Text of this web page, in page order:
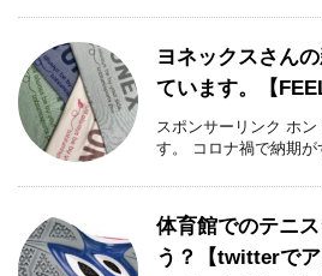
ヨネックスさん
ています。【
スポンサーリンク ホ
す。 コロナ禍で納期
体育館でのテニ
う？【twitterで